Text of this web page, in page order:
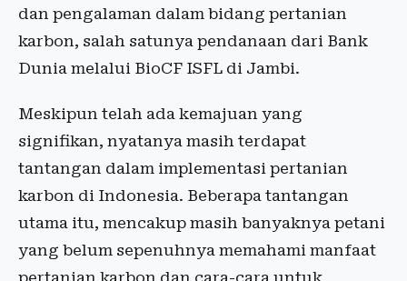
dan pengalaman dalam bidang pertanian
karbon, salah satunya pendanaan dari Bank
Dunia melalui BioCF ISFL di Jambi.
Meskipun telah ada kemajuan yang
signifikan, nyatanya masih terdapat
tantangan dalam implementasi pertanian
karbon di Indonesia. Beberapa tantangan
utama itu, mencakup masih banyaknya petani
yang belum sepenuhnya memahami manfaat